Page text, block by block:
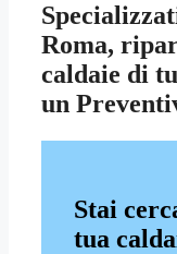
Roma,
caldaie di
un
Stai
tua